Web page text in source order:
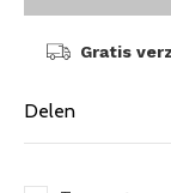
Gratis
Delen